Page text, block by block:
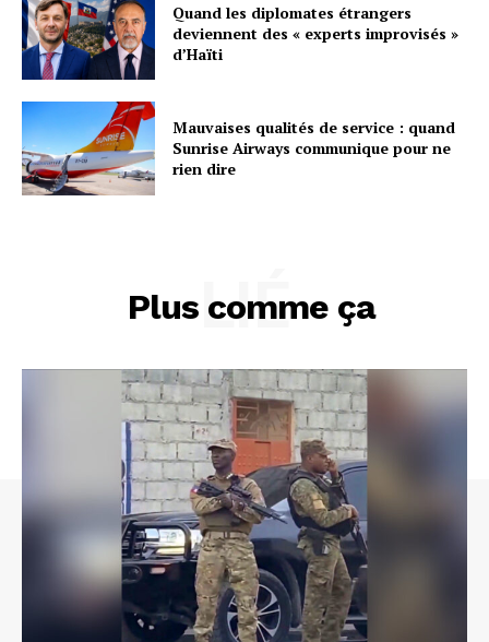
Quand les diplomates étrangers
deviennent des « experts improvisés »
d’Haïti
Mauvaises qualités de service : quand
Sunrise Airways communique pour ne
rien dire
Plus comme ça
LIÉ